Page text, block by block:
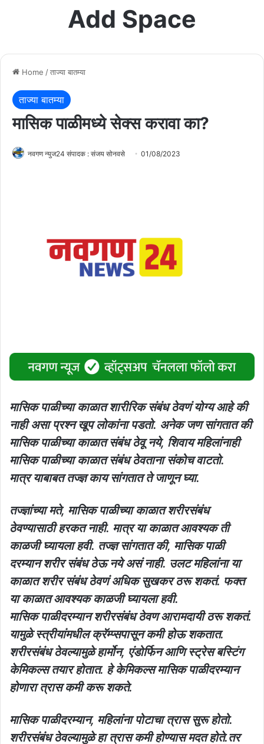
Add Space
Home /ताज्या बातम्या
ताज्या बातम्या
मासिक पाळीमध्ये सेक्स करावा का?
नवगण न्युज24 संपादक : संजय सोनवसे 01/08/2023
मासिक पाळीच्या काळात शारीरिक संबंध ठेवणं योग्य आहे की
नाही असा प्रश्न खूप लोकांना पडतो. अनेक जण सांगतात की
मासिक पाळीच्या काळात संबंध ठेवू नये, शिवाय महिलांनाही
मासिक पाळीच्या काळात संबंध ठेवताना संकोच वाटतो.
मात्र याबाबत तज्ज्ञ काय सांगतात ते जाणून घ्या.
तज्ज्ञांच्या मते, मासिक पाळीच्या काळात शरीरसंबंध
ठेवण्यासाठी हरकत नाही. मात्र या काळात आवश्यक ती
काळजी घ्यायला हवी. तज्ज्ञ सांगतात की, मासिक पाळी
दरम्यान शरीर संबंध ठेऊ नये असं नाही. उलट महिलांना या
काळात शरीर संबंध ठेवणं अधिक सुखकर ठरू शकतं. फक्त
या काळात आवश्यक काळजी घ्यायला हवी.
मासिक पाळीदरम्यान शरीरसंबंध ठेवण आरामदायी ठरू शकतं.
यामुळे स्त्रीयांमधील क्रॅम्प्सपासून कमी होऊ शकतात.
शरीरसंबंध ठेवल्यामुळे हार्मोन, एंडोर्फिन आणि स्ट्रेस बस्टिंग
केमिकल्स तयार होतात. हे केमिकल्स मासिक पाळीदरम्यान
होणारा त्रास कमी करू शकते.
मासिक पाळीदरम्यान, महिलांना पोटाचा त्रास सुरू होतो.
शरीरसंबंध ठेवल्यामुळे हा त्रास कमी होण्यास मदत होते.तर